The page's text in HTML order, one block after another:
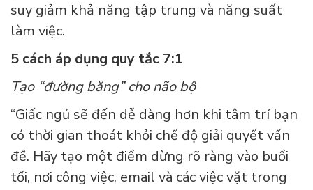
suy giảm khả năng tập trung và năng suất
làm việc.
5 cách áp dụng quy tắc 7:1
Tạo “đường băng” cho não bộ
“Giấc ngủ sẽ đến dễ dàng hơn khi tâm trí bạn
có thời gian thoát khỏi chế độ giải quyết vấn
đề. Hãy tạo một điểm dừng rõ ràng vào buổi
tối, nơi công việc, email và các việc vặt trong